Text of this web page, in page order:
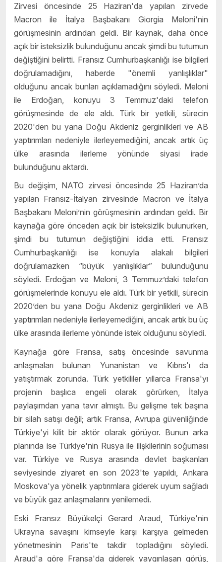
Zirvesi öncesinde 25 Haziran'da yapılan zirvede
Macron ile İtalya Başbakanı Giorgia Meloni'nin
görüşmesinin ardından geldi. Bir kaynak, daha önce
açık bir isteksizlik bulunduğunu ancak şimdi bu tutumun
değiştiğini belirtti. Fransız Cumhurbaşkanlığı ise bilgileri
doğrulamadığını, haberde "önemli yanlışlıklar"
olduğunu ancak bunları açıklamadığını söyledi. Meloni
ile Erdoğan, konuyu 3 Temmuz'daki telefon
görüşmesinde de ele aldı. Türk bir yetkili, sürecin
2020'den bu yana Doğu Akdeniz gerginlikleri ve AB
yaptırımları nedeniyle ilerleyemediğini, ancak artık üç
ülke arasında ilerleme yönünde siyasi irade
bulunduğunu aktardı.
Bu değişim, NATO zirvesi öncesinde 25 Haziran’da
yapılan Fransız-İtalyan zirvesinde Macron ve İtalya
Başbakanı Meloni’nin görüşmesinin ardından geldi. Bir
kaynağa göre önceden açık bir isteksizlik bulunurken,
şimdi bu tutumun değiştiğini iddia etti. Fransız
Cumhurbaşkanlığı ise konuyla alakalı bilgileri
doğrulamazken “büyük yanlışlıklar” bulunduğunu
söyledi. Erdoğan ve Meloni, 3 Temmuz’daki telefon
görüşmelerinde konuyu ele aldı. Türk bir yetkili, sürecin
2020’den bu yana Doğu Akdeniz gerginlikleri ve AB
yaptırımları nedeniyle ilerleyemediğini, ancak artık bu üç
ülke arasında ilerleme yönünde istek olduğunu söyledi.
Kaynağa göre Fransa, satış öncesinde savunma
anlaşmaları bulunan Yunanistan ve Kıbrıs'ı da
yatıştırmak zorunda. Türk yetkililer yıllarca Fransa'yı
projenin başlıca engeli olarak görürken, İtalya
paylaşımdan yana tavır almıştı. Bu gelişme tek başına
bir silah satışı değil; artık Fransa, Avrupa güvenliğinde
Türkiye'yi kilit bir aktör olarak görüyor. Bunun arka
planında ise Türkiye'nin Rusya ile ilişkilerinin soğuması
var. Türkiye ve Rusya arasında devlet başkanları
seviyesinde ziyaret en son 2023'te yapıldı, Ankara
Moskova'ya yönelik yaptırımlara giderek uyum sağladı
ve büyük gaz anlaşmalarını yenilemedi.
Eski Fransız Büyükelçi Gerard Araud, Türkiye'nin
Ukrayna savaşını kimseyle karşı karşıya gelmeden
yönetmesinin Paris'te takdir topladığını söyledi.
Araud'a göre Fransa'da giderek yaygınlaşan görüş,